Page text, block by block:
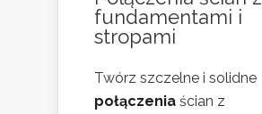
fundamentami i
stropami
Twórz szczelne i solidne
połączenia ścian z